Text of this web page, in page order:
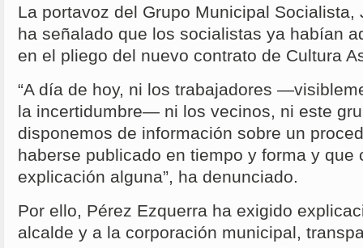
La portavoz del Grupo Municipal Socialista,
ha señalado que los socialistas ya habían
en el pliego del nuevo contrato de Cultura
“A día de hoy, ni los trabajadores
la incertidumbre— ni los vecinos, ni este
disponemos de información sobre un
haberse publicado en tiempo y forma y que
explicación alguna”, ha denunciado.
Por ello, Pérez Ezquerra ha exigido
alcalde y a la corporación municipal,